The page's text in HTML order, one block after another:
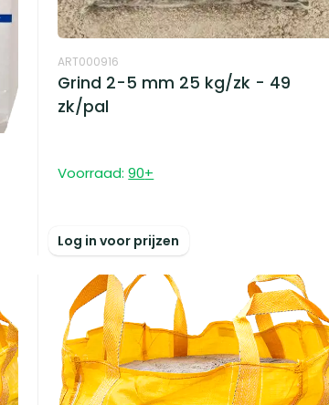
ART000916
Grind 2-5 mm 25 kg/zk - 49
zk/pal
Voorraad: 90+
Log in voor prijzen